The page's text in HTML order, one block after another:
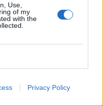
Use,
of my
with the
Privacy Policy